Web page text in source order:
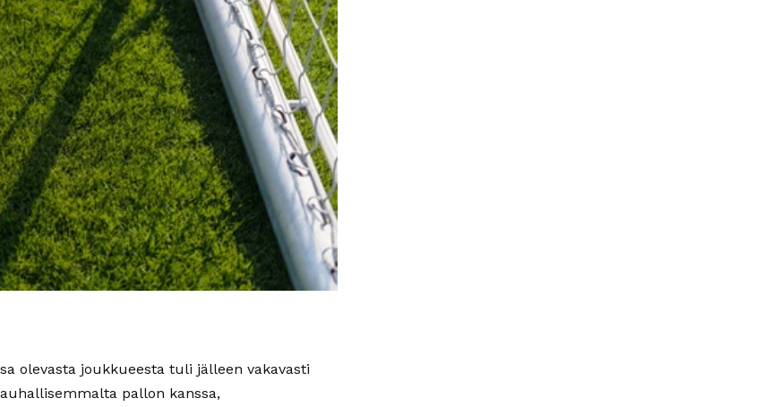
olevasta joukkueesta tuli jälleen vakavasti
pallon kanssa,